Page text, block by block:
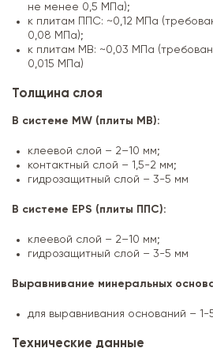
не менее 0,5 МПа);
к плитам ППС: ~0,12 МПа
0,08 МПа);
к плитам МВ: ~0,03 МПа
0,015 МПа)
Толщина слоя
В системе MW (плиты МВ):
клеевой слой – 2–10 мм;
контактный слой – 1,5-2 мм;
гидрозащитный слой – 3-5 мм
В системе EPS (плиты ППС):
клеевой слой – 2–10 мм;
гидрозащитный слой – 3-5 мм
Выравнивание минеральных
для выравнивания оснований – 1-
Технические данные